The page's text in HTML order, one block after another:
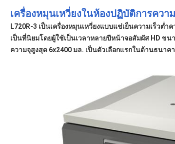
เครื่องหมุนเหวี่ยงในห้องปฏิบัติการควา
L720R-3 เป็นเครื่องหมุนเหวี่ยงแบบแช่เย็นความเร็วต่
เป็นที่นิยมโดยผู้ใช้เป็นเวลาหลายปีหน้าจอสัมผัส HD ขน
ความจุสูงสุด 6x2400 มล. เป็นตัวเลือกแรกในด้านธนา